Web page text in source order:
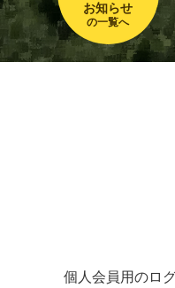
お知らせ
の一覧へ
個人会員用のロ